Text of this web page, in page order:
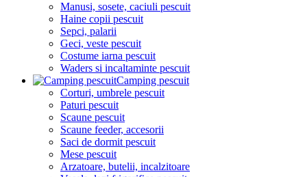
Manusi, sosete, caciuli pescuit
Haine copii pescuit
Sepci, palarii
Geci, veste pescuit
Costume iarna pescuit
Waders si incaltaminte pescuit
Camping pescuit
Corturi, umbrele pescuit
Paturi pescuit
Scaune pescuit
Scaune feeder, accesorii
Saci de dormit pescuit
Mese pescuit
Arzatoare, butelii, incalzitoare